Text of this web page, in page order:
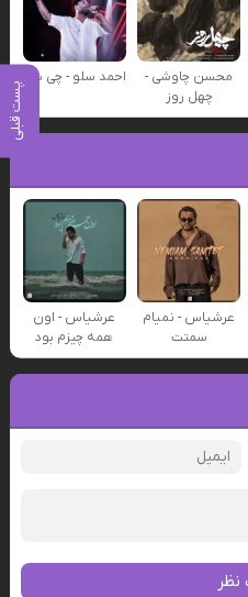
پست قبلی
محسن چاوشی -
چهل روز
احمد سلو - چی شد
عرشیاس - نمیام
سمتت
عرشیاس - اون
همه چیزم بود